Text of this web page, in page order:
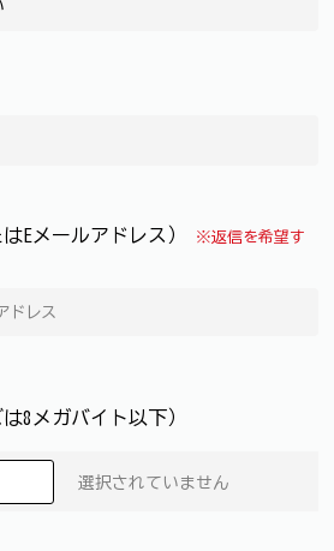
Eメールアドレス）
※返信を希望す
8メガバイト以下）
選択されていません